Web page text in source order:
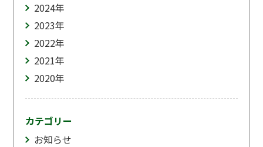
2024年
2023年
2022年
2021年
2020年
カテゴリー
お知らせ